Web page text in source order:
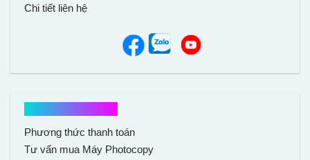
Chi tiết liên hệ
Phương thức thanh toán
Tư vấn mua Máy Photocopy